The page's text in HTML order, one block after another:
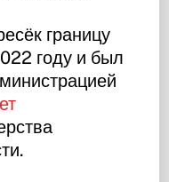
границу
году и был